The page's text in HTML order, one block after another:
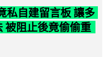
私自建留言板 讓多
被阻止後竟偷偷重